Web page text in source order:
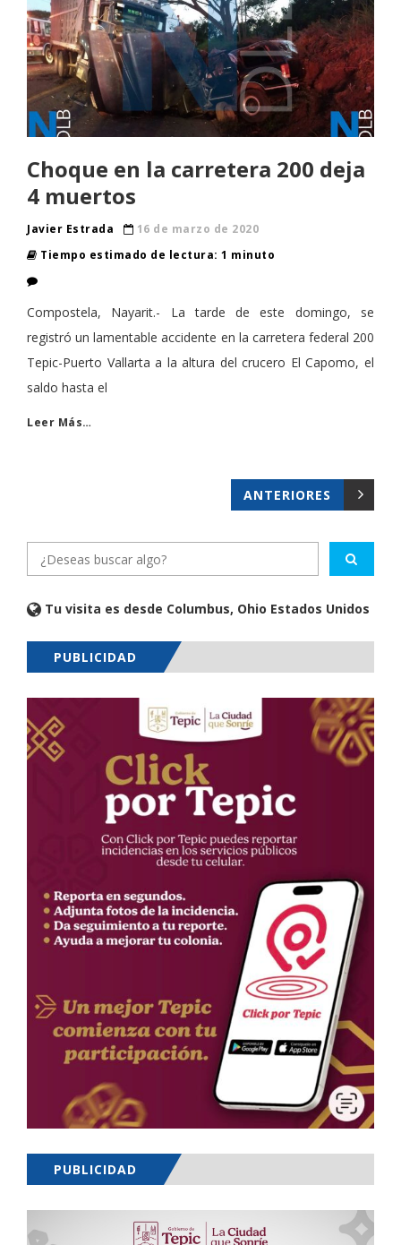
Choque en la carretera 200 deja
4 muertos
Javier Estrada
16 de marzo de 2020
Tiempo estimado de lectura: 1 minuto
Compostela, Nayarit.- La tarde de este domingo, se
registró un lamentable accidente en la carretera federal 200
Tepic-Puerto Vallarta a la altura del crucero El Capomo, el
saldo hasta el
Leer Más…
ANTERIORES
Tu visita es desde Columbus, Ohio Estados Unidos
PUBLICIDAD
PUBLICIDAD